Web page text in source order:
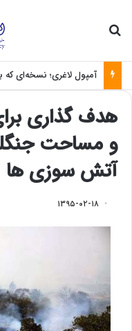
آمپول لاغری؛ نسخه‌ای
هدف گذاری
و مساحت
آتش سوزی ها
۱۳۹۵-۰۲-۱۸